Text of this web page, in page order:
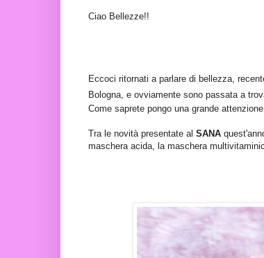
Ciao Bellezze!!
Eccoci ritornati a parlare di bellezza,
Bologna, e ovviamente sono passata a
Come saprete pongo una grande
Tra le novità presentate al SANA
maschera acida, la maschera